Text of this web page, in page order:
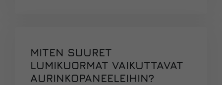
MITEN SUURET
LUMIKUORMAT VAIKUTTAVAT
AURINKOPANEELEIHIN?